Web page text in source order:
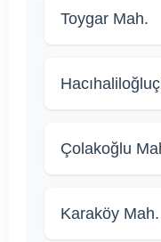
Toygar Mah.
Çolakoğlu
Karaköy Mah.